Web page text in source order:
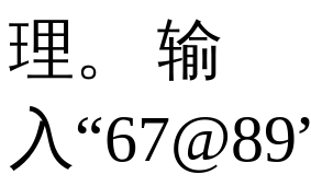
理。 输
入